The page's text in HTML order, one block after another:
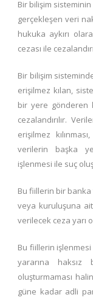
Bir bilişim
gerçekleşen veri
hukuka aykırı
cezası ile
Bir bilişim
erişilmez kılan,
bir yere gönderen
cezalandırılır.
erişilmez
verilerin başka
işlenmesi ile suç
Bu fiillerin bir
veya kuruluşuna
verilecek ceza yarı
Bu fiillerin
yararına haksız
oluşturmaması
güne kadar adli